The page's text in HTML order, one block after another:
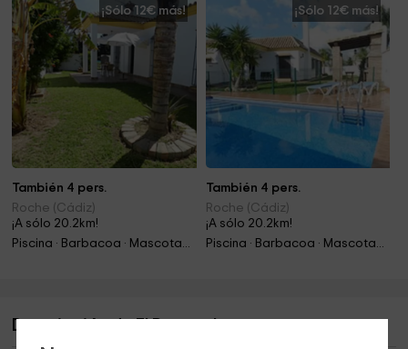
¡Sólo 12€ más!
También 4 pers.
Roche (Cádiz)
¡A sólo 20.2km!
Piscina · Barbacoa · Mascotas · Chimenea
¡Sólo 12€ más!
También 4 pers.
Roche (Cádiz)
¡A sólo 20.2km!
Piscina · Barbacoa · Mascotas · Chimenea
Descripción de El Romeral